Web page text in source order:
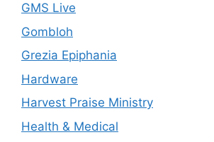
GMS Live
Gombloh
Grezia Epiphania
Hardware
Harvest Praise Ministry
Health & Medical